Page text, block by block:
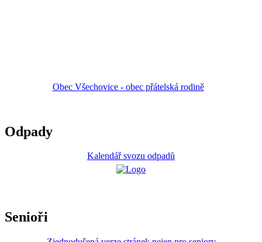
Obec Všechovice - obec přátelská rodině
Odpady
Kalendář svozu odpadů
Senioři